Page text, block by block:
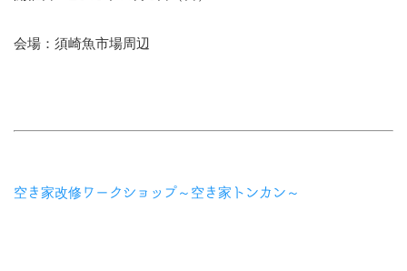
会場：須崎魚市場周辺
空き家改修ワークショップ～空き家トンカン～